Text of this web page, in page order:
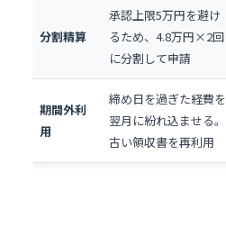
分割精算
承認上限5万円を避け
るため、4.8万円×2回
に分割して申請
期間外利
用
締め日を過ぎた経費を
翌月に紛れ込ませる。
古い領収書を再利用